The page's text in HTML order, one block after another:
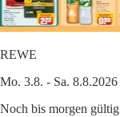
REWE
Mo. 3.8. - Sa. 8.8.2026
Noch bis morgen gültig